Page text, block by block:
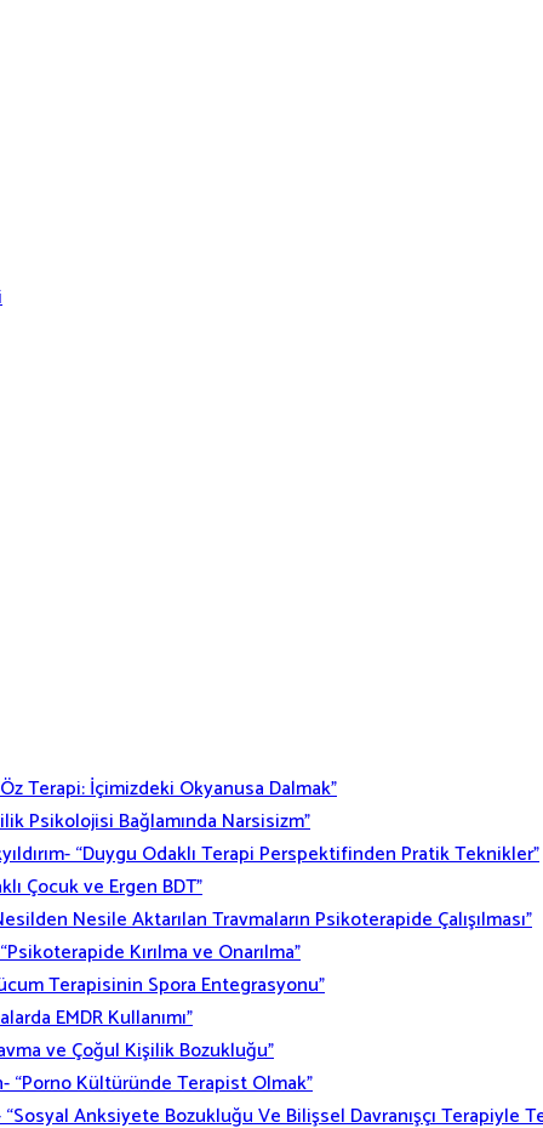
Terapi: İçimizdeki Okyanusa Dalmak”
Psikolojisi Bağlamında Narsisizm”
“Duygu Odaklı Terapi Perspektifinden Pratik Teknikler”
Çocuk ve Ergen BDT”
Nesile Aktarılan Travmaların Psikoterapide Çalışılması”
Kırılma ve Onarılma”
Terapisinin Spora Entegrasyonu”
EMDR Kullanımı”
ve Çoğul Kişilik Bozukluğu”
“Porno Kültüründe Terapist Olmak”
Anksiyete Bozukluğu Ve Bilişsel Davranışçı Terapiyle